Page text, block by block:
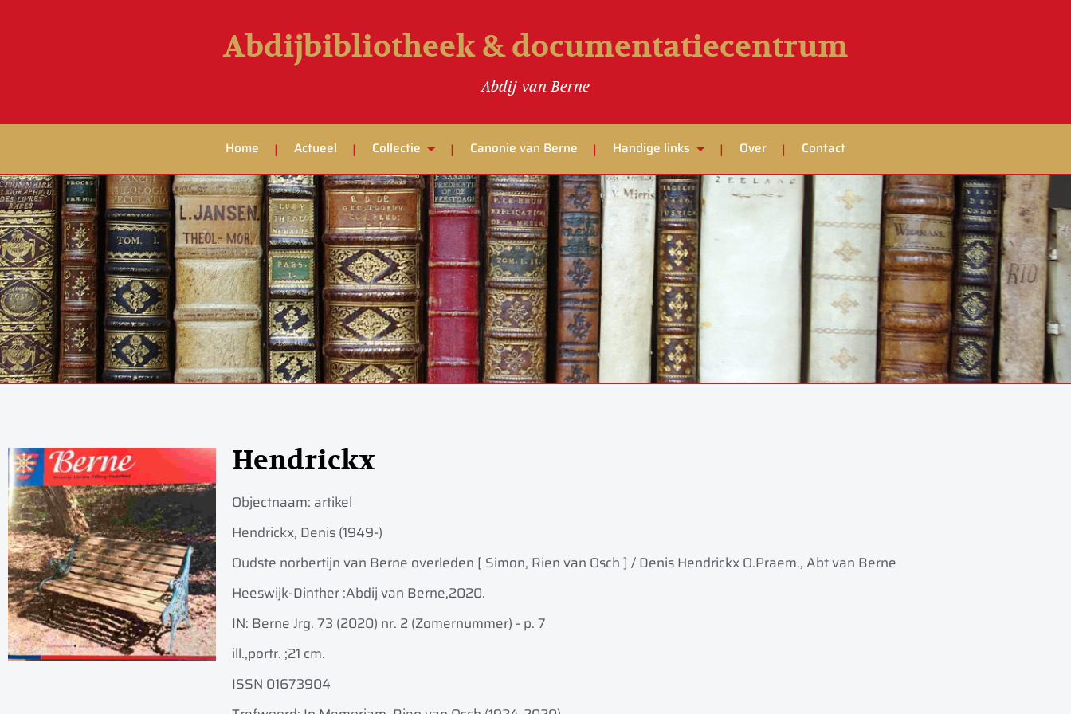
Abdijbibliotheek & documentatiecentrum
Abdij van Berne
Home Actueel Collectie Canonie van Berne Handige links Over Contact
Hendrickx
Objectnaam: artikel
Hendrickx, Denis (1949-)
Oudste norbertijn van Berne overleden [ Simon, Rien van Osch ] / Denis Hendrickx O.Praem., Abt van Berne
Heeswijk-Dinther :Abdij van Berne,2020.
IN: Berne Jrg. 73 (2020) nr. 2 (Zomernummer) - p. 7
ill.,portr. ;21 cm.
ISSN 01673904